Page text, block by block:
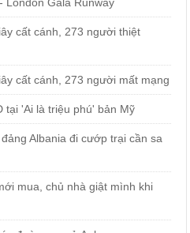
London Gala Runway
cất cánh, 273 người thiệt
cất cánh, 273 người mất mạng
tại 'Ai là triệu phú' bản Mỹ
Albania đi cướp trại cần sa
mua, chủ nhà giật mình khi